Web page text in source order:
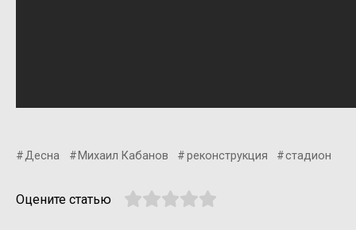
Десна Михаил Кабанов реконструкция стадион
Оцените статью